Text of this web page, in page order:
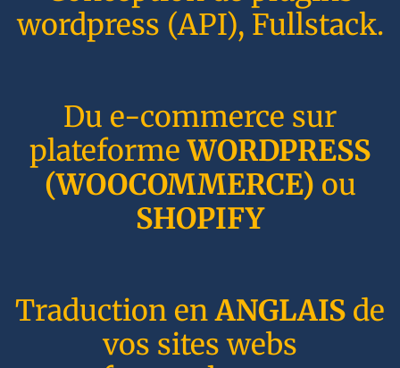
wordpress (API), Fullstack.
Du e-commerce sur
plateformeWORDPRESS
(WOOCOMMERCE) ou
SHOPIFY
Traduction enANGLAIS de
vos sites webs